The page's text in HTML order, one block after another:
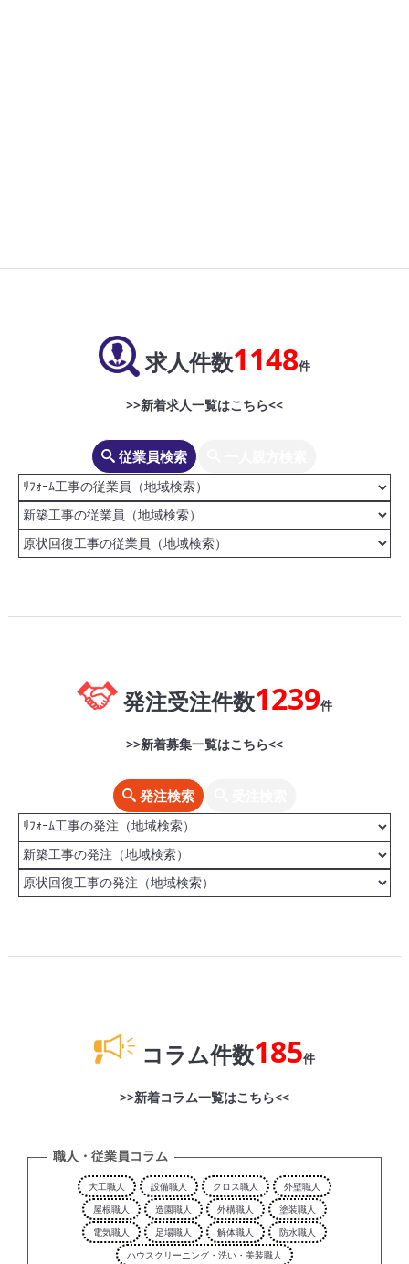
求人件数1148件
>>新着求人一覧はこちら<<
従業員検索
発注受注件数1239件
>>新着募集一覧はこちら<<
発注検索
コラム件数185件
>>新着コラム一覧はこちら<<
職人・従業員コラム
大工職人 設備職人 クロス職人
外壁職人
屋根職人
造園職人 外構職人
塗装職人
電気職人
足場職人 解体職人
防水職人
ハウスクリーニング・洗い・美装職人